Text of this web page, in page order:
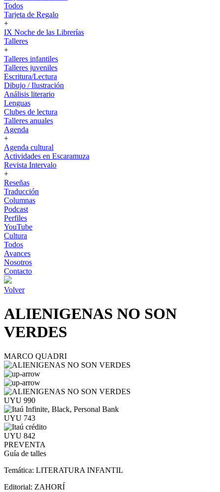
Todos
Tarjeta de Regalo
+
IX Noche de las Librerías
Talleres
+
Talleres infantiles
Talleres juveniles
Escritura/Lectura
Dibujo / Ilustración
Análisis literario
Lenguas
Clubes de lectura
Talleres anuales
Agenda
+
Agenda cultural
Actividades en Escaramuza
Revista Intervalo
+
Reseñas
Traducción
Columnas
Podcast
Perfiles
YouTube
Cultura
Todos
Avances
Nosotros
Contacto
Volver
ALIENIGENAS NO SON
VERDES
MARCO QUADRI
UYU 990
UYU 743
UYU 842
PREVENTA
Guía de talles
Temática: LITERATURA INFANTIL
Editorial: ZAHORÍ